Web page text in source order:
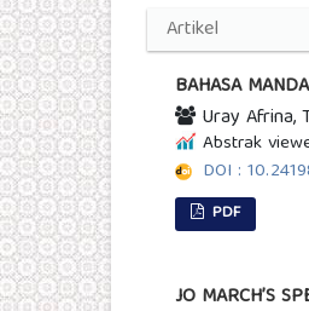
Artikel
BAHASA
Uray Afrina,
Abstrak
DOI :
PDF
JO MARCH’S